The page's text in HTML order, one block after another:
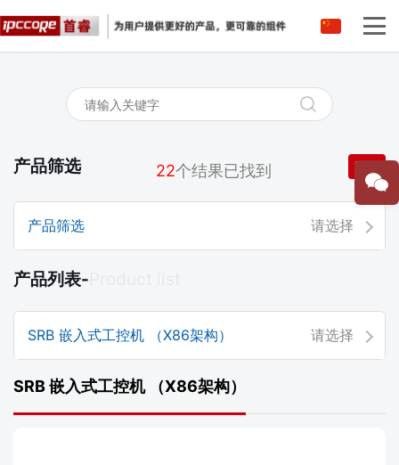
英语
产品筛选 22个结果已找到 重置
产品筛选 请选择
产品列表-
SRB 嵌入式工控机 （X86架构） 请选择
SRB 嵌入式工控机 （X86架构）